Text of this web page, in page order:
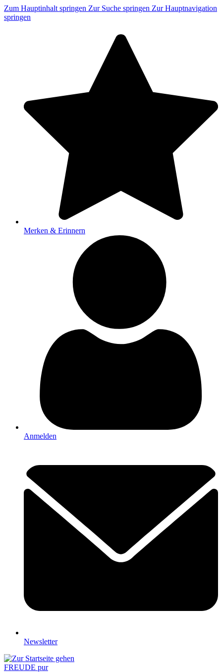
Zum Hauptinhalt springen Zur Suche springen Zur Hauptnavigation
springen
Merken & Erinnern
Anmelden
Newsletter
FREUDE pur